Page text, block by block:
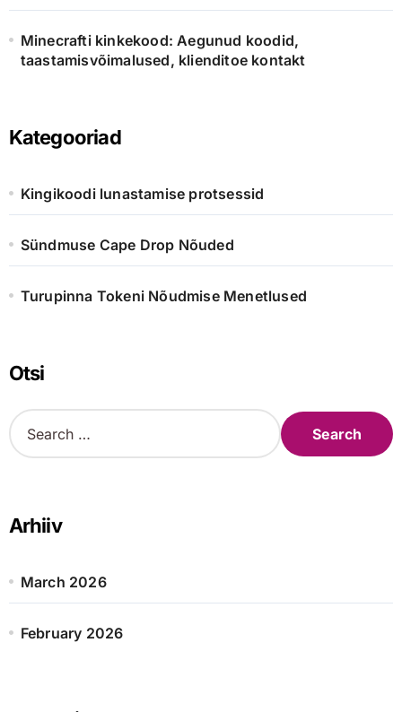
Minecrafti kinkekood: Aegunud koodid,
taastamisvõimalused, klienditoe kontakt
Kategooriad
Kingikoodi lunastamise protsessid
Sündmuse Cape Drop Nõuded
Turupinna Tokeni Nõudmise Menetlused
Otsi
S
e
h
f
r
Arhiiv
March 2026
February 2026